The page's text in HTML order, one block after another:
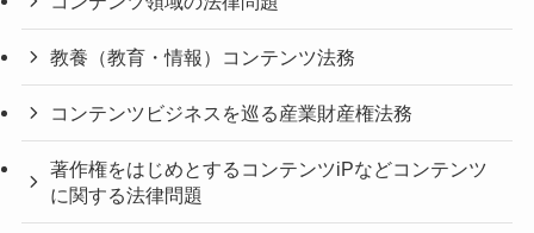
教養（教育・情報）コンテンツ法務
コンテンツビジネスを巡る産業財産権法務
著作権をはじめとするコンテンツiPなどコンテンツ
に関する法律問題